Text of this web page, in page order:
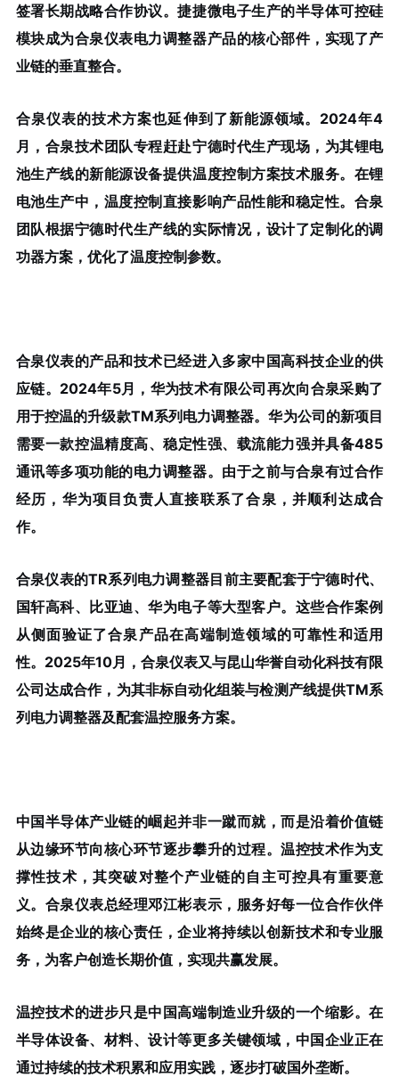
签署长期战略合作协议。捷捷微电子生产的半导体可控硅
模块成为合泉仪表电力调整器产品的核心部件，实现了产
业链的垂直整合。
合泉仪表的技术方案也延伸到了新能源领域。2024年4
月，合泉技术团队专程赶赴宁德时代生产现场，为其锂电
池生产线的新能源设备提供温度控制方案技术服务。在锂
电池生产中，温度控制直接影响产品性能和稳定性。合泉
团队根据宁德时代生产线的实际情况，设计了定制化的调
功器方案，优化了温度控制参数。
合泉仪表的产品和技术已经进入多家中国高科技企业的供
应链。2024年5月，华为技术有限公司再次向合泉采购了
用于控温的升级款TM系列电力调整器。华为公司的新项目
需要一款控温精度高、稳定性强、载流能力强并具备485
通讯等多项功能的电力调整器。由于之前与合泉有过合作
经历，华为项目负责人直接联系了合泉，并顺利达成合
作。
合泉仪表的TR系列电力调整器目前主要配套于宁德时代、
国轩高科、比亚迪、华为电子等大型客户。这些合作案例
从侧面验证了合泉产品在高端制造领域的可靠性和适用
性。2025年10月，合泉仪表又与昆山华誉自动化科技有限
公司达成合作，为其非标自动化组装与检测产线提供TM系
列电力调整器及配套温控服务方案。
中国半导体产业链的崛起并非一蹴而就，而是沿着价值链
从边缘环节向核心环节逐步攀升的过程。温控技术作为支
撑性技术，其突破对整个产业链的自主可控具有重要意
义。合泉仪表总经理邓江彬表示，服务好每一位合作伙伴
始终是企业的核心责任，企业将持续以创新技术和专业服
务，为客户创造长期价值，实现共赢发展。
温控技术的进步只是中国高端制造业升级的一个缩影。在
半导体设备、材料、设计等更多关键领域，中国企业正在
通过持续的技术积累和应用实践，逐步打破国外垄断。